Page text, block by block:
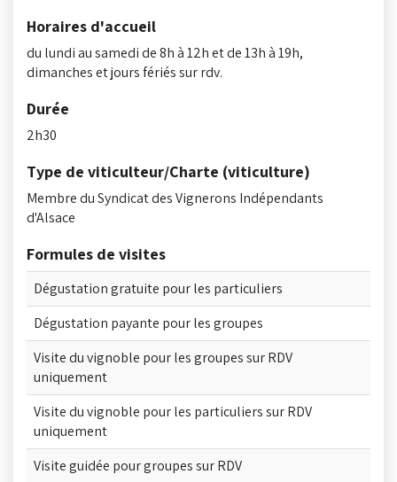
Horaires d'accueil
du lundi au samedi de 8h à 12h et de 13h à 19h,
dimanches et jours fériés sur rdv.
Durée
2h30
Type de viticulteur/Charte (viticulture)
Membre du Syndicat des Vignerons Indépendants
d'Alsace
Formules de visites
Dégustation gratuite pour les particuliers
Dégustation payante pour les groupes
Visite du vignoble pour les groupes sur RDV
uniquement
Visite du vignoble pour les particuliers sur RDV
uniquement
Visite guidée pour groupes sur RDV